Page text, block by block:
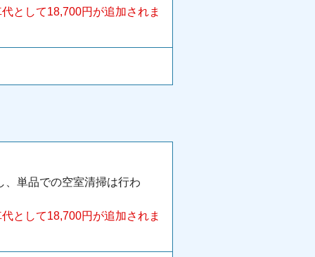
として18,700円が追加されま
、単品での空室清掃は行わ
として18,700円が追加されま